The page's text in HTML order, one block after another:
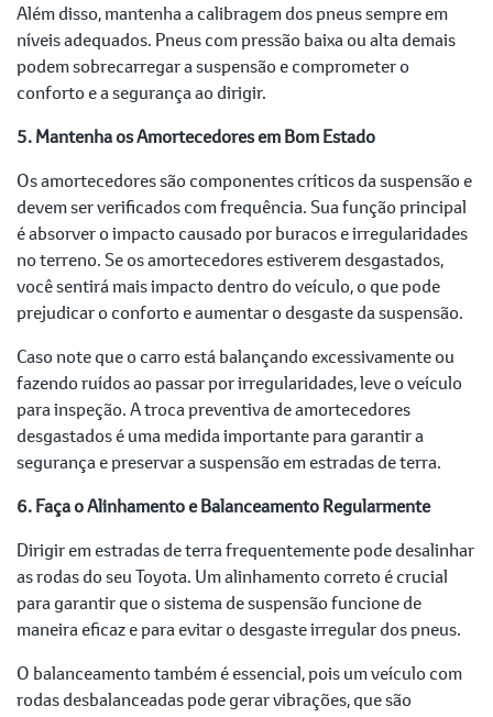
Além disso, mantenha a calibragem dos pneus sempre em
níveis adequados. Pneus com pressão baixa ou alta demais
podem sobrecarregar a suspensão e comprometer o
conforto e a segurança ao dirigir.
5. Mantenha os Amortecedores em Bom Estado
Os amortecedores são componentes críticos da suspensão e
devem ser verificados com frequência. Sua função principal
é absorver o impacto causado por buracos e irregularidades
no terreno. Se os amortecedores estiverem desgastados,
você sentirá mais impacto dentro do veículo, o que pode
prejudicar o conforto e aumentar o desgaste da suspensão.
Caso note que o carro está balançando excessivamente ou
fazendo ruídos ao passar por irregularidades, leve o veículo
para inspeção. A troca preventiva de amortecedores
desgastados é uma medida importante para garantir a
segurança e preservar a suspensão em estradas de terra.
6. Faça o Alinhamento e Balanceamento Regularmente
Dirigir em estradas de terra frequentemente pode desalinhar
as rodas do seu Toyota. Um alinhamento correto é crucial
para garantir que o sistema de suspensão funcione de
maneira eficaz e para evitar o desgaste irregular dos pneus.
O balanceamento também é essencial, pois um veículo com
rodas desbalanceadas pode gerar vibrações, que são